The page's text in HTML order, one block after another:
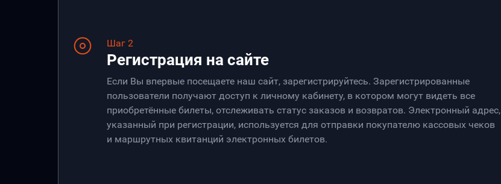
Шаг 2
Регистрация на сайте
Если Вы впервые посещаете наш сайт, зарегистрируйтесь. Зарегистрированные
пользователи получают доступ к личному кабинету, в котором могут видеть все
приобретённые билеты, отслеживать статус заказов и возвратов. Электронный адрес,
указанный при регистрации, используется для отправки покупателю кассовых чеков
и маршрутных квитанций электронных билетов.